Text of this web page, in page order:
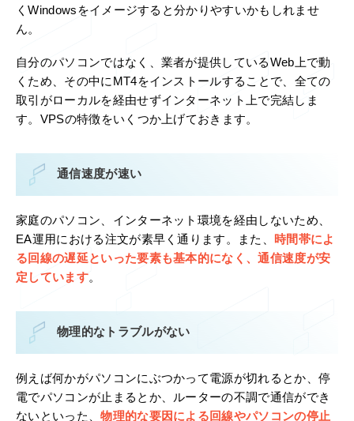
くWindowsをイメージすると分かりやすいかもしれませ
ん。
自分のパソコンではなく、業者が提供しているWeb上で動
くため、その中にMT4をインストールすることで、全ての
取引がローカルを経由せずインターネット上で完結しま
す。VPSの特徴をいくつか上げておきます。
通信速度が速い
家庭のパソコン、インターネット環境を経由しないため、
EA運用における注文が素早く通ります。また、 時間帯によ
る回線の遅延といった要素も基本的になく、通信速度が安
定しています。
物理的なトラブルがない
例えば何かがパソコンにぶつかって電源が切れるとか、停
電でパソコンが止まるとか、ルーターの不調で通信ができ
ないといった、物理的な要因による回線やパソコンの停止